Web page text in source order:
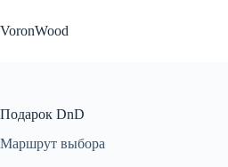
к
сути
VoronWood
Подарок DnD
Маршрут выбора